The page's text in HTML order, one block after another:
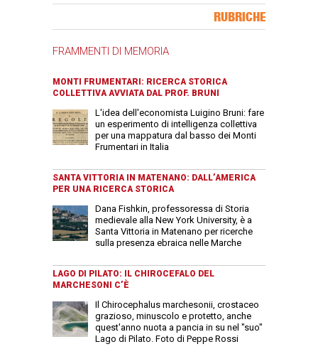
RUBRICHE
FRAMMENTI DI MEMORIA
MONTI FRUMENTARI: RICERCA STORICA
COLLETTIVA AVVIATA DAL PROF. BRUNI
L'idea dell'economista Luigino Bruni: fare
un esperimento di intelligenza collettiva
per una mappatura dal basso dei Monti
Frumentari in Italia
SANTA VITTORIA IN MATENANO: DALL’AMERICA
PER UNA RICERCA STORICA
Dana Fishkin, professoressa di Storia
medievale alla New York University, è a
Santa Vittoria in Matenano per ricerche
sulla presenza ebraica nelle Marche
LAGO DI PILATO: IL CHIROCEFALO DEL
MARCHESONI C’È
Il Chirocephalus marchesonii, crostaceo
grazioso, minuscolo e protetto, anche
quest'anno nuota a pancia in su nel "suo"
Lago di Pilato. Foto di Peppe Rossi